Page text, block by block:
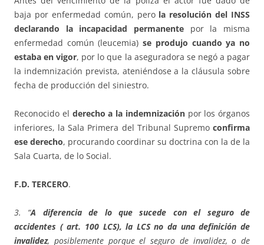
baja por enfermedad común, pero la resolución del INSS
declarando la incapacidad permanente por la misma
enfermedad común (leucemia)se produjo cuando ya no
estaba en vigor, por lo que la aseguradora se negó a pagar
la indemnización prevista, ateniéndose a la cláusula sobre
fecha de producción del siniestro.
Reconocido el derecho a la indemnizaciónpor los órganos
inferiores, la Sala Primera del Tribunal Supremo confirma
ese derecho, procurando coordinar su doctrina con la de la
Sala Cuarta, de lo Social.
F.D. TERCERO.
3. “A diferencia de lo que sucede con el seguro de
accidentes ( art. 100 LCS), la LCS no da una definición de
invalidez, posiblemente porque el seguro de invalidez, o de